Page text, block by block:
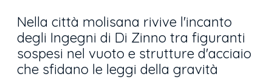
Nella città molisana rivive l'incanto
degli Ingegni di Di Zinno tra figuranti
sospesi nel vuoto e strutture d'acciaio
che sfidano le leggi della gravità